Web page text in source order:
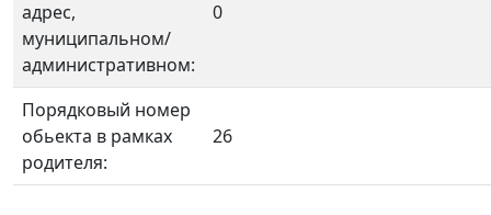
адрес,
муниципальном/
административном:
0
Порядковый номер
обьекта в рамках
родителя:
26